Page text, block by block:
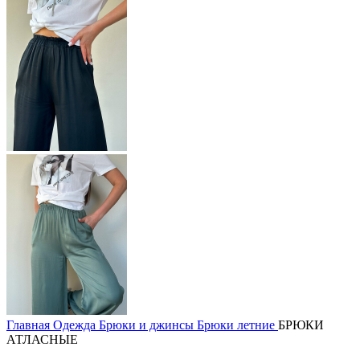
Главная Одежда Брюки и джинсы Брюки летние БРЮКИ
АТЛАСНЫЕ